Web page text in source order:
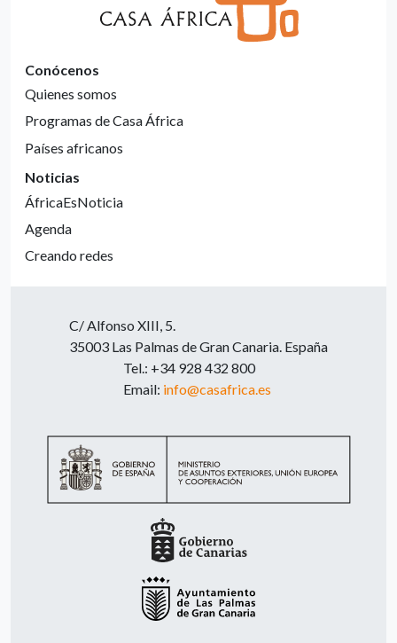
Conócenos
Quienes somos
Programas de Casa África
Países africanos
Noticias
ÁfricaEsNoticia
Agenda
Creando redes
C/ Alfonso XIII, 5.
35003 Las Palmas de Gran Canaria. España
Tel.: +34 928 432 800
Email: info@casafrica.es